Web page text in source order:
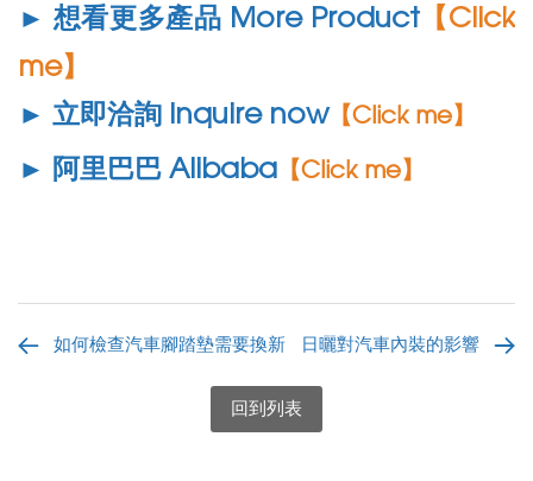
► 想看更多產品 More Product【Click
me】
► 立即洽詢 Inquire now【Click me】
► 阿里巴巴 Alibaba 【Click me】
如何檢查汽車腳踏墊需要換新 日曬對汽車內裝的影響
回到列表